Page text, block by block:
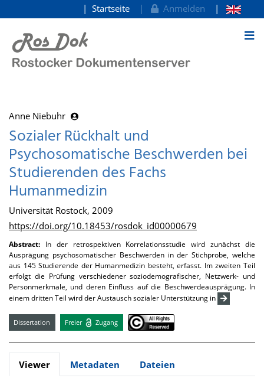
zum Inhalt
Startseite Anmelden
Anne Niebuhr
Sozialer Rückhalt und
Psychosomatische Beschwerden bei
Studierenden des Fachs
Humanmedizin
Universität Rostock, 2009
https://doi.org/10.18453/rosdok_id00000679
Abstract: In der retrospektiven Korrelationsstudie wird zunächst die
Ausprägung psychosomatischer Beschwerden in der Stichprobe, welche
aus 145 Studierende der Humanmedizin besteht, erfasst. Im zweiten Teil
erfolgt die Prüfung verschiedener soziodemografischer, Netzwerk- und
Personmerkmale, und deren Einfluss auf die Beschwerdeausprägung. In
einem dritten Teil wird der Austausch sozialer Unterstützung in
Dissertation Freier Zugang
Viewer Metadaten Dateien